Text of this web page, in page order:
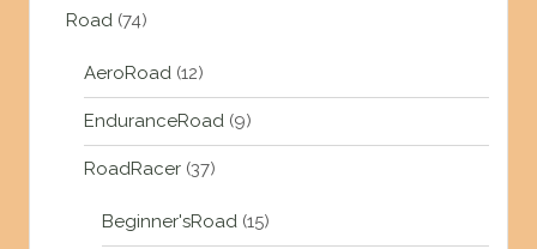
Road(74)
AeroRoad(12)
EnduranceRoad(9)
RoadRacer(37)
Beginner'sRoad(15)